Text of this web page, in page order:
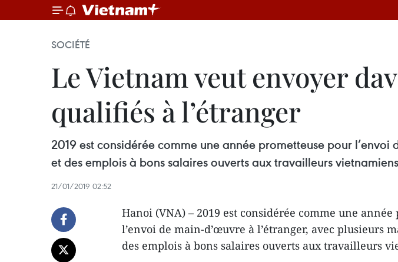
SOCIÉTÉ
Le Vietnam veut envoyer
qualifiés à l’étranger
2019 est considérée comme une année prometteuse pour
et des emplois à bons salaires ouverts aux travailleurs
21/01/2019 02:52
Hanoi (VNA) – 2019 est considérée comme une
l’envoi de main-d’œuvre à l’étranger, avec plusieurs
des emplois à bons salaires ouverts aux travailleurs